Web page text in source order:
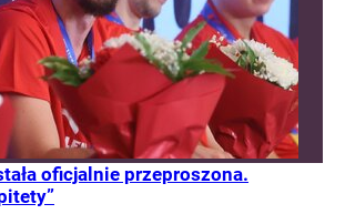
oficjalnie przeproszona.